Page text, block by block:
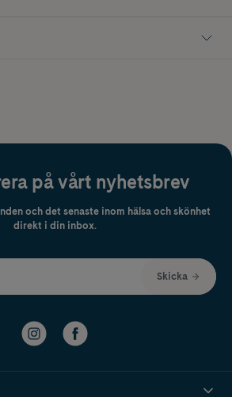
på vårt nyhetsbrev
och det senaste inom hälsa och skönhet
direkt i din inbox.
Skicka